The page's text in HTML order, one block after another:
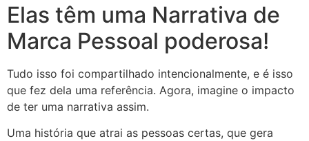
Elas têm uma Narrativa de
Marca Pessoal poderosa!
Tudo isso foi compartilhado intencionalmente, e é isso
que fez dela uma referência. Agora, imagine o impacto
de ter uma narrativa assim.
Uma história que atrai as pessoas certas, que gera